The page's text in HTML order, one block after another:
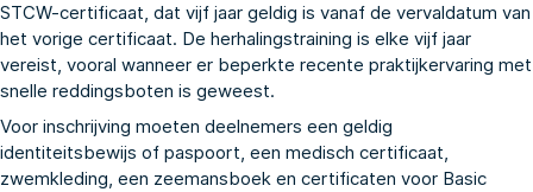
STCW-certificaat, dat vijf jaar geldig is vanaf de vervaldatum van
het vorige certificaat. De herhalingstraining is elke vijf jaar
vereist, vooral wanneer er beperkte recente praktijkervaring met
snelle reddingsboten is geweest.
Voor inschrijving moeten deelnemers een geldig
identiteitsbewijs of paspoort, een medisch certificaat,
zwemkleding, een zeemansboek en certificaten voor Basic